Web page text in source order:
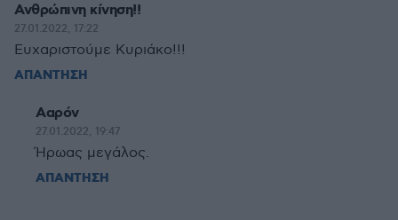
Ανθρώπινη κίνηση!!
27.01.2022, 17:22
Ευχαριστούμε Κυριάκο!!!
ΑΠΑΝΤΗΣΗ
Ααρόν
27.01.2022, 19:47
Ήρωας μεγάλος.
ΑΠΑΝΤΗΣΗ